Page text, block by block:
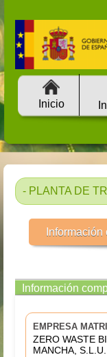
Inicio
- PLANTA DE
Información
Información
EMPRESA
ZERO WASTE
MANCHA, S.L.U.